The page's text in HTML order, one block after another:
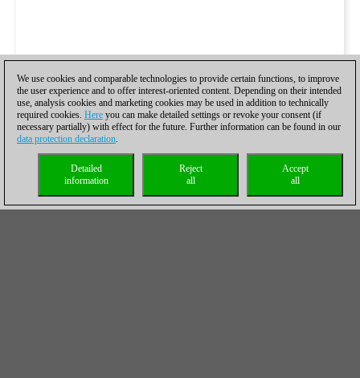
We use cookies and comparable technologies to provide certain functions, to improve
the user experience and to offer interest-oriented content. Depending on their intended
use, analysis cookies and marketing cookies may be used in addition to technically
required cookies. Here you can make detailed settings or revoke your consent (if
necessary partially) with effect for the future. Further information can be found in our
data protection declaration.
Accept
all
Reject
all
Detailed
information